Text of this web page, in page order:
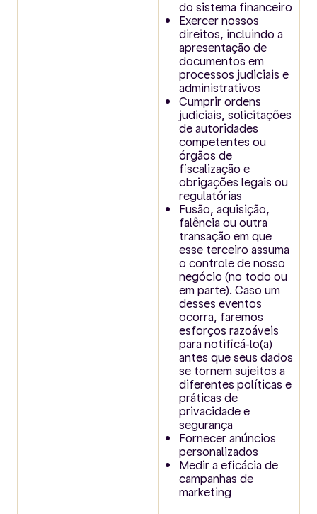
do sistema financeiro
Exercer nossos
direitos, incluindo a
apresentação de
documentos em
processos judiciais e
administrativos
Cumprir ordens
judiciais, solicitações
de autoridades
competentes ou
órgãos de
fiscalização e
obrigações legais ou
regulatórias
Fusão, aquisição,
falência ou outra
transação em que
esse terceiro assuma
o controle de nosso
negócio (no todo ou
em parte). Caso um
desses eventos
ocorra, faremos
esforços razoáveis
para notificá-lo(a)
antes que seus dados
se tornem sujeitos a
diferentes políticas e
práticas de
privacidade e
segurança
Fornecer anúncios
personalizados
Medir a eficácia de
campanhas de
marketing